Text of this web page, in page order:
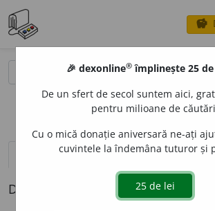
savings
definiții (1) pronunțievolume_up (50)
Definiția cu ID-ul 188034:
🎉 dexonline® împlinește 25 de
De un sfert de secol suntem aici,
pentru milioane de
Cu o mică donație aniversară ne-ați
cuvintele la îndemâna tuturor și